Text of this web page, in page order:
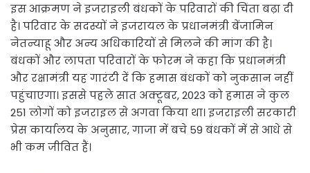
इस आक्रमण ने इजराइली बंधकों के परिवारों की चिंता बढ़ा दी
है। परिवार के सदस्यों ने इजरायल के प्रधानमंत्री बेंजामिन
नेतन्याहू और अन्य अधिकारियों से मिलने की मांग की है।
बंधकों और लापता परिवारों के फोरम ने कहा कि प्रधानमंत्री
और रक्षामंत्री यह गारंटी दें कि हमास बंधकों को नुकसान नहीं
पहुंचाएगा। इससे पहले सात अक्टूबर, 2023 को हमास ने कुल
251 लोगों को इजराइल से अगवा किया था। इजराइली सरकारी
प्रेस कार्यालय के अनुसार, गाजा में बचे 59 बंधकों में से आधे से
भी कम जीवित हैं।